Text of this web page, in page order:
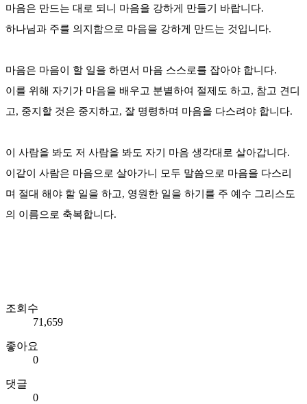
마음은 만드는 대로 되니 마음을 강하게 만들기 바랍니다.
하나님과 주를 의지함으로 마음을 강하게 만드는 것입니다.
마음은 마음이 할 일을 하면서 마음 스스로를 잡아야 합니다.
이를 위해 자기가 마음을 배우고 분별하여 절제도 하고, 참고 견디
고, 중지할 것은 중지하고, 잘 명령하며 마음을 다스려야 합니다.
이 사람을 봐도 저 사람을 봐도 자기 마음 생각대로 살아갑니다.
이같이 사람은 마음으로 살아가니 모두 말씀으로 마음을 다스리
며 절대 해야 할 일을 하고, 영원한 일을 하기를 주 예수 그리스도
의 이름으로 축복합니다.
조회수
71,659
좋아요
0
댓글
0